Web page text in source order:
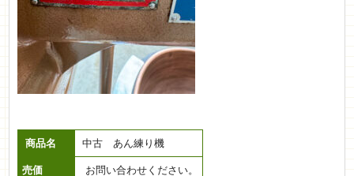
商品名 中古 あん練り機
売価 お問い合わせください。